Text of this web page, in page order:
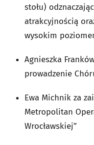
stołu)
atrakcyjnością
wysokim
Agnieszka
prowadzenie
Ewa Michnik za
Metropolitan
Wrocławskiej”